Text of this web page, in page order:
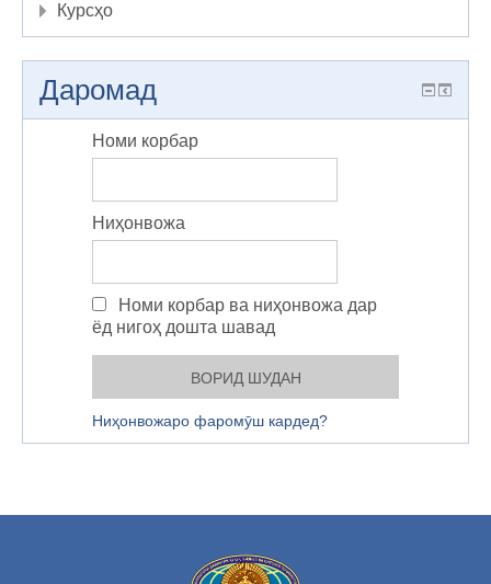
Курсҳо
Даромад
Номи корбар
Ниҳонвожа
Номи корбар ва ниҳонвожа дар
ёд нигоҳ дошта шавад
Ниҳонвожаро фаромӯш кардед?